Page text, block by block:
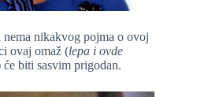
nema nikakvog pojma o ovoj
ovaj omaž (lepa i ovde
će biti sasvim prigodan.